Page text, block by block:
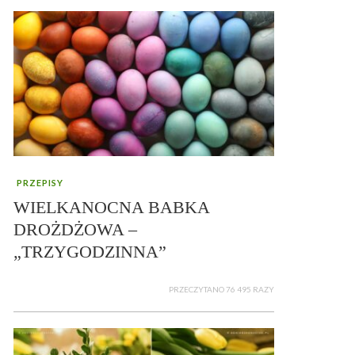
PRZEPISY
WIELKANOCNA BABKA
DROŻDŻOWA –
„TRZYGODZINNA”
PRZECZYTANO 76 495 RAZY